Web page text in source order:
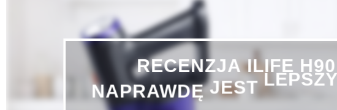
RECENZJA ILIFE H90
NAPRAWDĘ JEST LEPSZY
OKIEM